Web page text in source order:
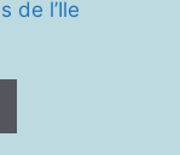
de l’Ile